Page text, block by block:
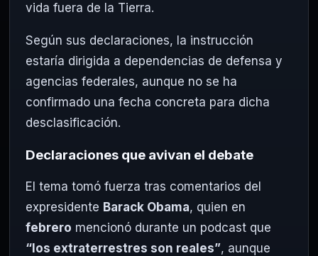
vida fuera de la Tierra.
Según sus declaraciones, la instrucción
estaría dirigida a dependencias de defensa y
agencias federales, aunque no se ha
confirmado una fecha concreta para dicha
desclasificación.
Declaraciones que avivan el debate
El tema tomó fuerza tras comentarios del
expresidente Barack Obama, quien en
febrero mencionó durante un podcast que
“los extraterrestres son reales”, aunque